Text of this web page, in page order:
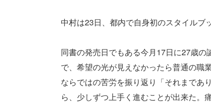
中村は23日、都内で自身初のスタイルブ
同書の発売日でもある今月17日に27歳
で、希望の光が見えなかったら普通の職
ならではの苦労を振り返り「それまであ
ら、少しずつ上手く進むことが出来た。